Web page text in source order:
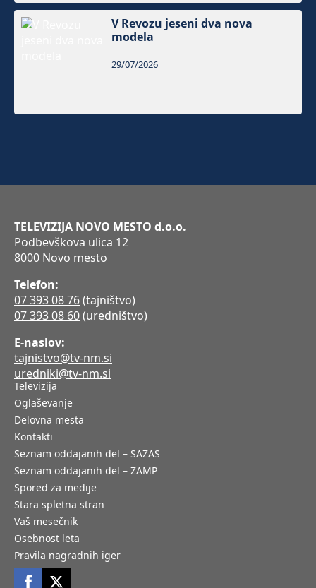
V Revozu jeseni dva nova
modela
29/07/2026
TELEVIZIJA NOVO MESTO d.o.o.
Podbevškova ulica 12
8000 Novo mesto
Telefon:
07 393 08 76(tajništvo)
07 393 08 60(uredništvo)
E-naslov:
tajnistvo@tv-nm.si
uredniki@tv-nm.si
Televizija
Oglaševanje
Delovna mesta
Kontakti
Seznam oddajanih del – SAZAS
Seznam oddajanih del – ZAMP
Spored za medije
Stara spletna stran
Vaš mesečnik
Osebnost leta
Pravila nagradnih iger